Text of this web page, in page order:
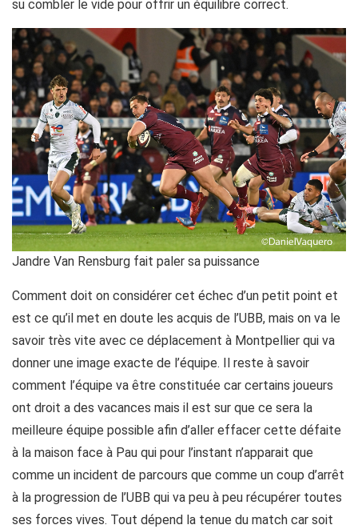
su combler le vide pour offrir un équilibre correct.
Jandre Van Rensburg fait paler sa puissance
Comment doit on considérer cet échec d’un petit point et
est ce qu’il met en doute les acquis de l’UBB, mais on va le
savoir très vite avec ce déplacement à Montpellier qui va
donner une image exacte de l’équipe. Il reste à savoir
comment l’équipe va être constituée car certains joueurs
ont droit a des vacances mais il est sur que ce sera la
meilleure équipe possible afin d’aller effacer cette défaite
à la maison face à Pau qui pour l’instant n’apparait que
comme un incident de parcours que comme un coup d’arrêt
à la progression de l’UBB qui va peu à peu récupérer toutes
ses forces vives. Tout dépend la tenue du match car soit